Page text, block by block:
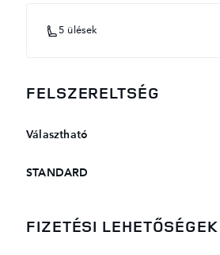
5 ülések
FELSZERELTSÉG
Választható
STANDARD
FIZETÉSI LEHETŐSÉGEK